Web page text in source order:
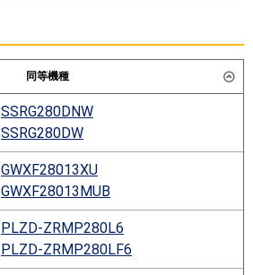
同等機種
SSRG280DNW
SSRG280DW
GWXF28013XU
GWXF28013MUB
PLZD-ZRMP280L6
PLZD-ZRMP280LF6